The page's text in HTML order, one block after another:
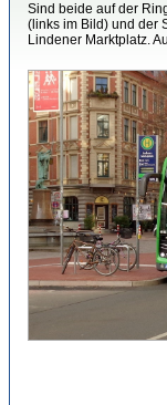
Sind beide auf der
(links im Bild) und der
Lindener Marktplatz.